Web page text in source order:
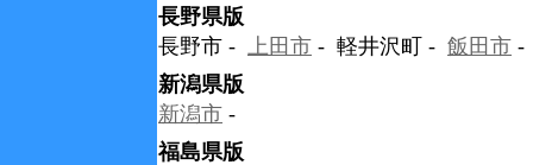
長野県版
長野市 -
上田市 - 軽井沢町 - 飯田市 -
新潟県版
新潟市 -
福島県版